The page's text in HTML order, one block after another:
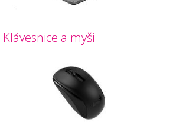
Klávesnice a myši